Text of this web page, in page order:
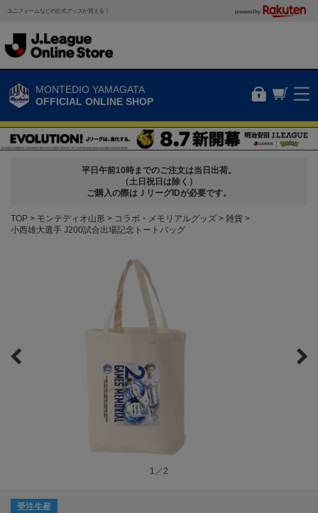
ユニフォームなどの公式グッズが買える！ powered by
MONTEDIO YAMAGATA
OFFICIAL ONLINE SHOP
平日午前10時までのご注文は当日出荷。
（土日祝日は除く）
ご購入の際はＪリーグIDが必要です。
TOP モンテディオ山形 コラボ・メモリアルグッズ
雑貨
小西雄大選手 J200試合出場記念トートバッグ
1／2
受注生産